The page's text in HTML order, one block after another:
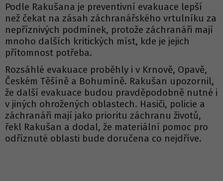
Podle Rakušana je preventivní evakuace lepší
než čekat na zásah záchranářského vrtulníku za
nepříznivých podmínek, protože záchranáři mají
mnoho dalších kritických míst, kde je jejich
přítomnost potřeba.
Rozsáhlé evakuace proběhly i v Krnově, Opavě,
Českém Těšíně a Bohumíně. Rakušan upozornil,
že další evakuace budou pravděpodobně nutné i
v jiných ohrožených oblastech. Hasiči, policie a
záchranáři mají jako prioritu záchranu životů,
řekl Rakušan a dodal, že materiální pomoc pro
odříznuté oblasti bude doručena co nejdříve.